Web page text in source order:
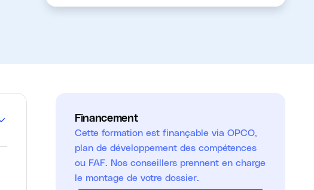
Financement
Cette formation est finançable via OPCO,
plan de développement des compétences
ou FAF. Nos conseillers prennent en charge
le montage de votre dossier.